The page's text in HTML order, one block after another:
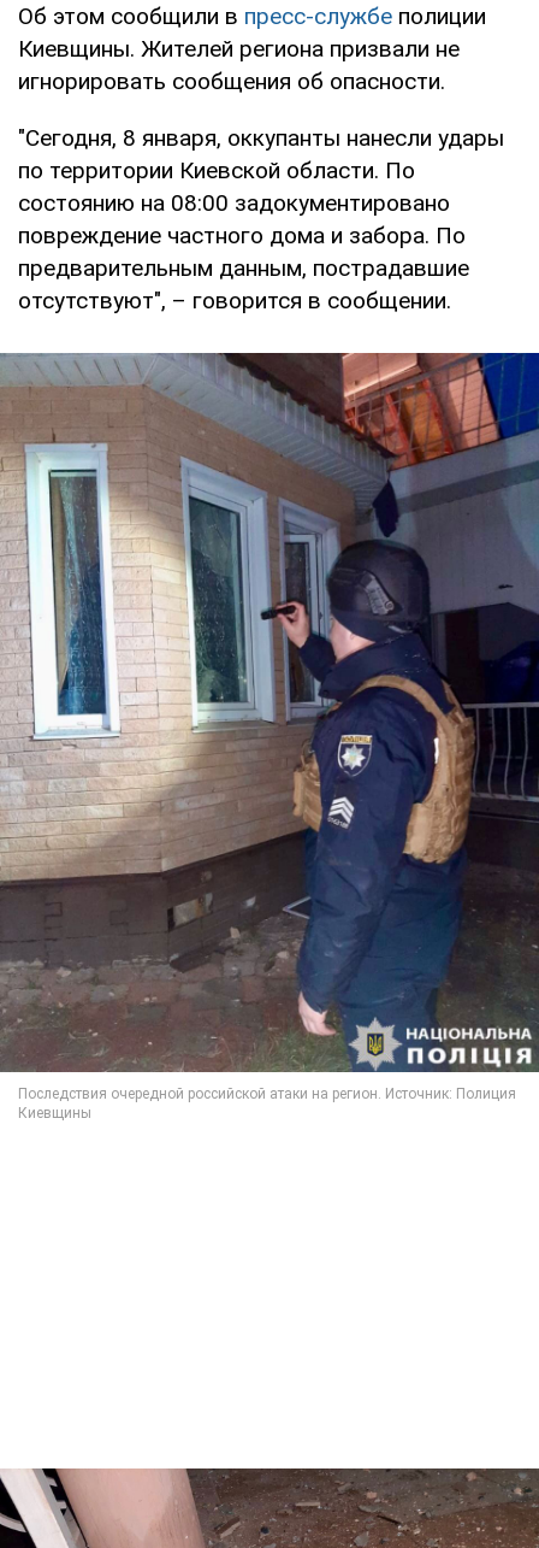
Об этом сообщили в пресс-службе полиции
Киевщины. Жителей региона призвали не
игнорировать сообщения об опасности.
"Сегодня, 8 января, оккупанты нанесли удары
по территории Киевской области. По
состоянию на 08:00 задокументировано
повреждение частного дома и забора. По
предварительным данным, пострадавшие
отсутствуют", – говорится в сообщении.